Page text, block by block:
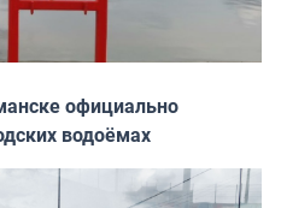
официально
водоёмах